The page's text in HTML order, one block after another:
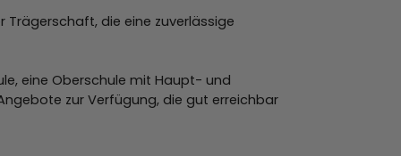
die eine zuverlässige
eine Oberschule mit Haupt- und
zur Verfügung, die gut erreichbar